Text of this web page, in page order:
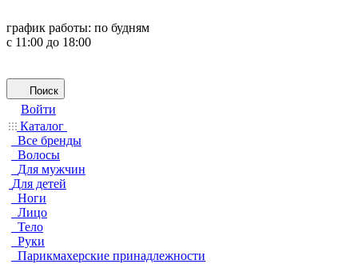
график работы: по будням
с 11:00 до 18:00
Поиск
Войти
Каталог
Все бренды
Волосы
Для мужчин
Для детей
Ноги
Лицо
Тело
Руки
Парикмахерские принадлежности